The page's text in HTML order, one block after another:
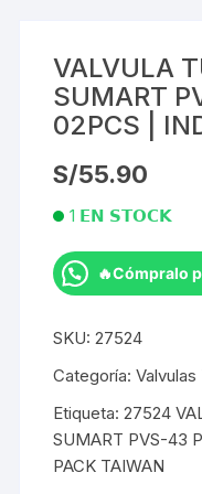
VALVULA
SUMART
02PCS |
S/55.90
1 𝗘𝗡 𝗦𝗧𝗢𝗖𝗞
VALVULA
READY
SUMART
43
PRESTA
PAR
🔥Cómpralo
SKU:27524
Categoría:
Etiqueta:27524
SUMART PVS-43
PACK TAIWAN